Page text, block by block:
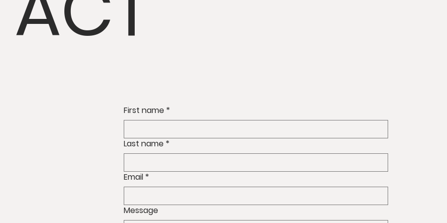
First name *
Last name *
Email *
Message